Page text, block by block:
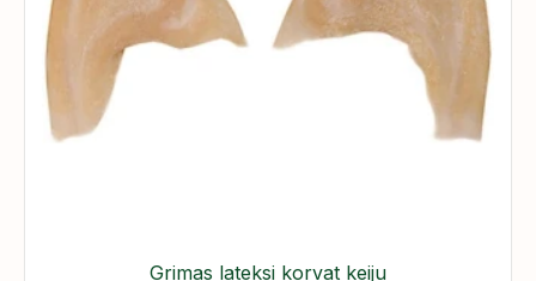
Grimas lateksi korvat keiju